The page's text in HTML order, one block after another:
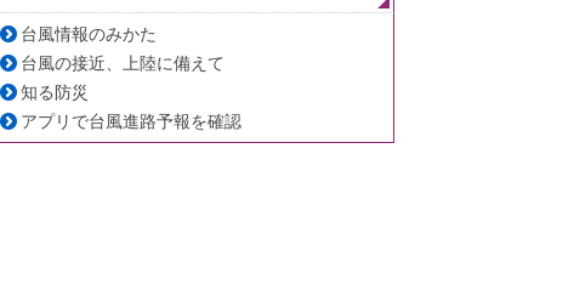
台風情報のみかた
台風の接近、上陸に備えて
知る防災
アプリで台風進路予報を確認